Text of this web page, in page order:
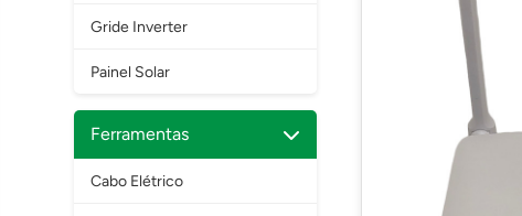
Gride Inverter
Painel Solar
Ferramentas
Cabo Elétrico